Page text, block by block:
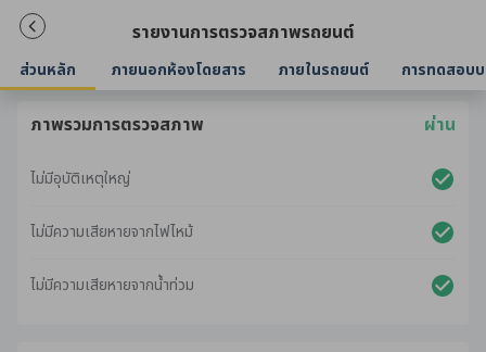
รายงานการตรวจสภาพรถยนต์
ส่วนหลัก ภายนอกห้องโดยสาร ภายในรถยนต์ การทดสอบ
ภาพรวมการตรวจสภาพ ผ่าน
ไม่มีอุบัติเหตุใหญ่
ไม่มีความเสียหายจากไฟไหม้
ไม่มีความเสียหายจากน้ำท่วม